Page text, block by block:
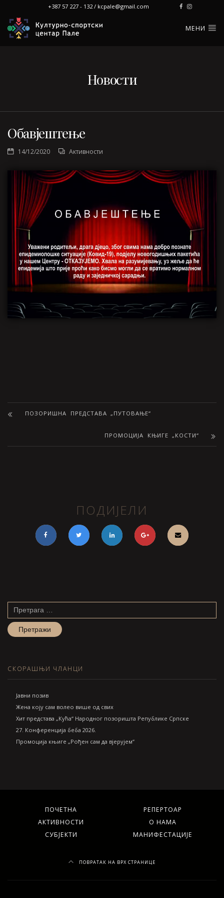
+387 57 227 - 132 / kcpale@gmail.com
МЕНИ
Новости
Обавјештење
14/12/2020 Активности
ПОЗОРИШНА ПРЕДСТАВА „ПУТОВАЊЕ“
ПРОМОЦИЈА КЊИГЕ „КОСТИ“
ПОДИЈЕЛИ
СКОРАШЊИ ЧЛАНЦИ
Jавни позив
Жена коју сам волео више од свих
Хит представа „Кућа“ Народног позоришта Републике Српске
27. Конференција беба 2026.
Промоција књиге „Рођен сам да вјерујем“
ПОЧЕТНА
РЕПЕРТОАР
АКТИВНОСТИ
О НАМА
СУБЈЕКТИ
МАНИФЕСТАЦИЈЕ
ПОВРАТАК НА ВРХ СТРАНИЦЕ